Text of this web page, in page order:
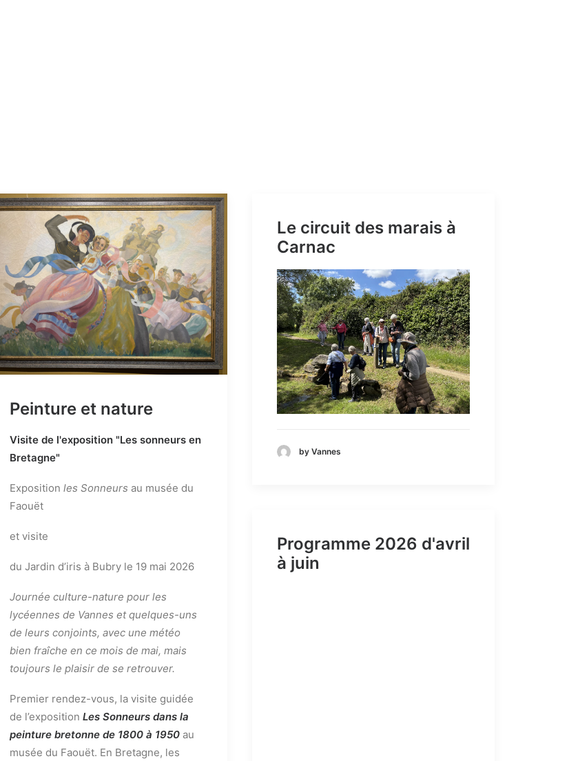
Peinture et nature
Visite de l'exposition "Les sonneurs en
Bretagne"
Exposition les Sonneurs au musée du
Faouët
et visite
du Jardin d’iris à Bubry le 19 mai 2026
Journée culture-nature pour les
lycéennes de Vannes et quelques-uns
de leurs conjoints, avec une météo
bien fraîche en ce mois de mai, mais
toujours le plaisir de se retrouver.
Premier rendez-vous, la visite guidée
de l’exposition Les Sonneurs dans la
peinture bretonne de 1800 à 1950 au
musée du Faouët. En Bretagne, les
Le circuit des marais à
Carnac
by Vannes
Programme 2026 d'avril
à juin